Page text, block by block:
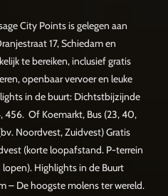
City Points is gelegen aan
17, Schiedam en
te bereiken, inclusief gratis
openbaar vervoer en leuke
in de buurt: Dichtstbijzijnde
456. Of Koemarkt, Bus (23, 40,
Noordvest, Zuidvest) Gratis
(korte loopafstand. P-terrein
Highlights in de Buurt
– De hoogste molens ter wereld.